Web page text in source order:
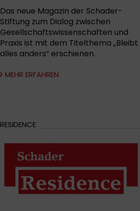
Das neue Magazin der Schader-
Stiftung zum Dialog zwischen
Gesellschaftswissenschaften und
Praxis ist mit dem Titelthema „Bleibt
alles anders“ erschienen.
MEHR ERFAHREN
RESIDENCE